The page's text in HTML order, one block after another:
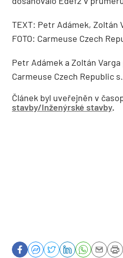
TEXT: Petr Adámek, Zoltán
FOTO: Carmeuse Czech
Petr Adámek a Zoltán
Carmeuse Czech Republic
Článek byl uveřejněn v
stavby/Inženýrské stavby.